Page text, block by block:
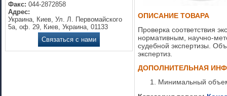
Факс: 044-2872858
Адрес:
Украина, Киев, Ул. Л. Первомайского
5а, оф. 29, Киев, Украина, 01133
Связаться с нами
ОПИСАНИЕ ТОВАРА
Проверка соответствия
нормативным, научно-
судебной экспертизы.
экспертиз.
ДОПОЛНИТЕЛЬНАЯ
Минимальный